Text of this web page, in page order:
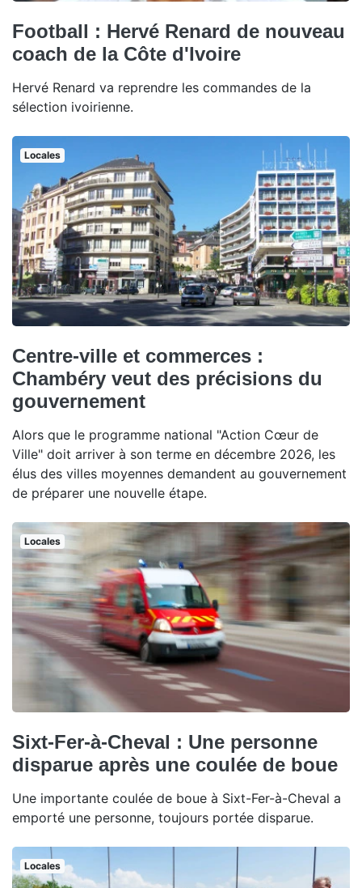
Football : Hervé Renard de nouveau
coach de la Côte d'Ivoire
Hervé Renard va reprendre les commandes de la
sélection ivoirienne.
Locales
Centre-ville et commerces :
Chambéry veut des précisions du
gouvernement
Alors que le programme national "Action Cœur de
Ville" doit arriver à son terme en décembre 2026, les
élus des villes moyennes demandent au gouvernement
de préparer une nouvelle étape.
Locales
Sixt-Fer-à-Cheval : Une personne
disparue après une coulée de boue
Une importante coulée de boue à Sixt-Fer-à-Cheval a
emporté une personne, toujours portée disparue.
Locales